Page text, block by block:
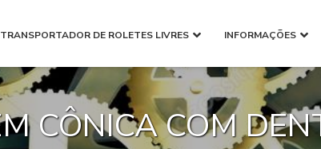
TRANSPORTADOR DE ROLETES LIVRES INFORMAÇÕES
CÔNICA COM